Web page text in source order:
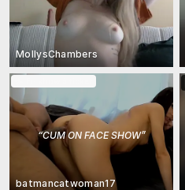
MollysChambers
“CUM ON FACE SHOW”
batmancatwoman17